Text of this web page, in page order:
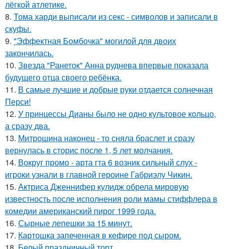
лёгкой атлетике.
8. Тома харди выписали из секс - символов и записали в
скуфы.
9. "Эффектная Бомбочка" могилой для двоих
закончилась.
10. Звезда "Ранеток" Анна руднева впервые показала
будущего отца своего ребёнка.
11. В самые лучшие и добрые руки отдается солнечная
Перси!
12. У принцессы Дианы было не одно культовое кольцо,
а сразу два.
13. Митрошина наконец - то сняла браслет и сразу
вернулась в сторис после 1, 5 лет молчания.
14. Вокруг промо - арта гта 6 возник сильный слух -
игроки узнали в главной героине Габриэлу Чикин.
15. Актриса Дженнифер кулидж обрела мировую
известность после исполнения роли мамы стиффлера в
комедии американский пирог 1999 года.
16. Сырные лепешки за 15 минут.
17. Картошка запеченная в кефире под сыром.